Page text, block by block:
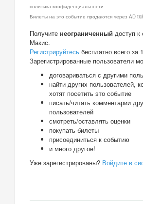
политика конфиденциальности.
Билеты на это событие продаются через AD
Получите неограниченный доступ
Макис.
Регистрируйтесь бесплатно всего за
Зарегистрированные пользователи
договариваться с другими
найти других пользователей,
хотят посетить это событие
писать/читать комментарии
пользователей
смотреть/оставлять оценки
покупать билеты
присоединиться к событию
и много другое!
Уже зарегистрированы? Войдите в